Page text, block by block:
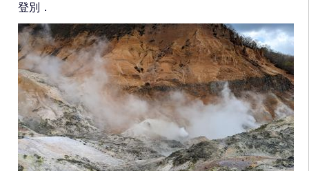
登別．